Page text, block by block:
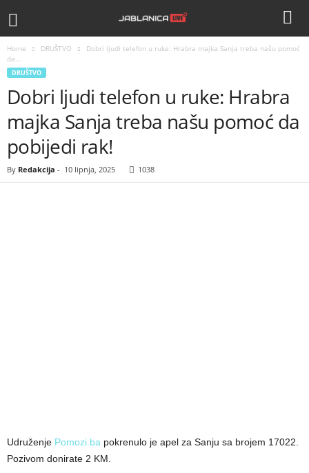
Home DRUŠTVO
Dobri ljudi telefon u ruke: Hrabra majka Sanja treba našu pomoć
da...
DRUŠTVO
Dobri ljudi telefon u ruke: Hrabra
majka Sanja treba našu pomoć da
pobijedi rak!
By Redakcija - 10 lipnja, 2025 1038
Udruženje Pomozi.ba pokrenulo je apel za Sanju sa brojem 17022.
Pozivom donirate 2 KM.